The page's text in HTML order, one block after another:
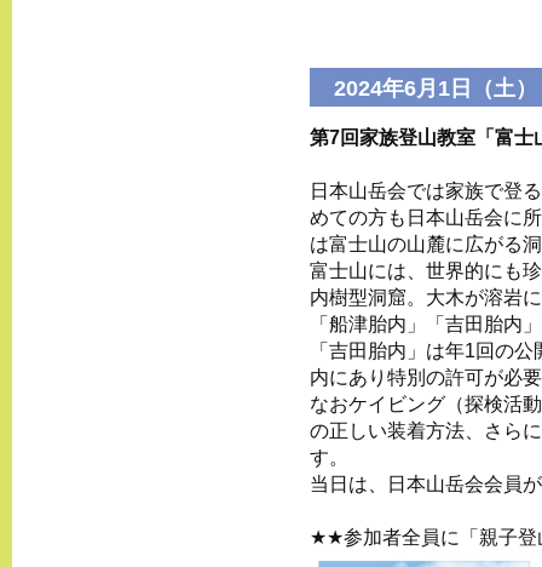
2024年6月1日（土）
第7回家族登山教室「富士
日本山岳会では家族で登
めての方も日本山岳会に
は富士山の山麓に広がる
富士山には、世界的にも
内樹型洞窟。大木が溶岩
「船津胎内」「吉田胎内
「吉田胎内」は年1回の
内にあり特別の許可が必
なおケイビング（探検活
の正しい装着方法、さら
す。
当日は、日本山岳会会員
★★参加者全員に「親子